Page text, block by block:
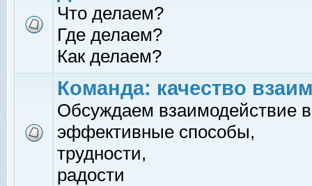
Что делаем?
Где делаем?
Как делаем?
Команда: качество
Обсуждаем взаимодействие
эффективные способы,
трудности,
радости